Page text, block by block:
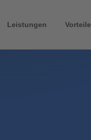
Leistungen Vorteile